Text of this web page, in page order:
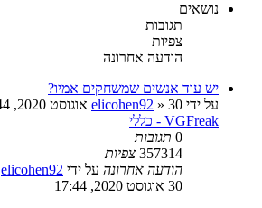
נושאים
תגובות
צפיות
הודעה אחרונה
יש עוד אנשים שמשחקים אמיו?
על ידי
elicohen92 » 30 אוגוסט 2020, 17:44
VGFreak - כללי
0 תגובות
357314 צפיות
הודעה אחרונה על ידי elicohen92
30 אוגוסט 2020, 17:44